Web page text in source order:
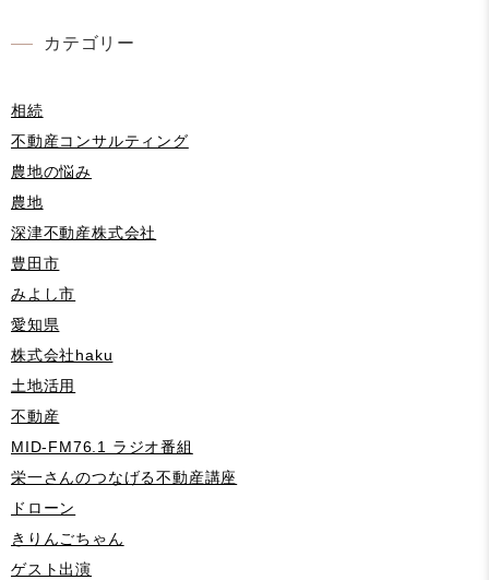
カテゴリー
相続
不動産コンサルティング
農地の悩み
農地
深津不動産株式会社
豊田市
みよし市
愛知県
株式会社haku
土地活用
不動産
MID-FM76.1 ラジオ番組
栄一さんのつなげる不動産講座
ドローン
きりんごちゃん
ゲスト出演